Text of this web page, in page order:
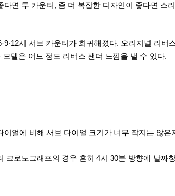
면 투 카운터, 좀 더 복잡한 디자인이 좋다면 스
시 서브 카운터가 희귀해졌다. 오리지널 리버
델은 어느 정도 리버스 팬더 느낌을 낼 수 있다.
얼에 비해 서브 다이얼 크기가 너무 작지는 않
로노그래프의 경우 흔히 4시 30분 방향에 날짜